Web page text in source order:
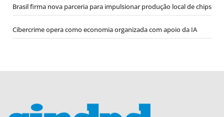
Brasil firma nova parceria para impulsionar produção local de chips
Cibercrime opera como economia organizada com apoio da IA